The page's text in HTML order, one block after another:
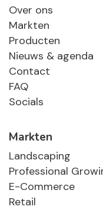
Over ons
Markten
Producten
Nieuws & agenda
Contact
FAQ
Socials
Markten
Landscaping
Professional
E-Commerce
Retail